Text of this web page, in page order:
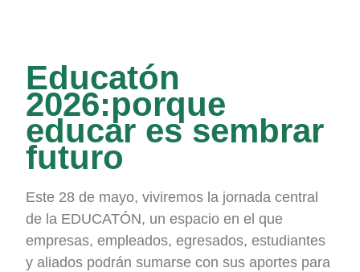
Educatón
2026:porque
educar es sembrar
futuro
Este 28 de mayo, viviremos la jornada central
de la EDUCATÓN, un espacio en el que
empresas, empleados, egresados, estudiantes
y aliados podrán sumarse con sus aportes para